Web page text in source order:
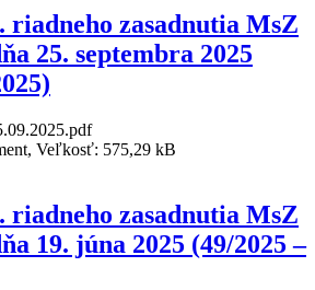
riadneho zasadnutia MsZ
25. septembra 2025
Veľkosť: 575,29 kB
riadneho zasadnutia MsZ
19. júna 2025 (49/2025 –